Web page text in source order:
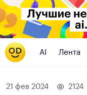
AI Лента
21 фев 2024 2124